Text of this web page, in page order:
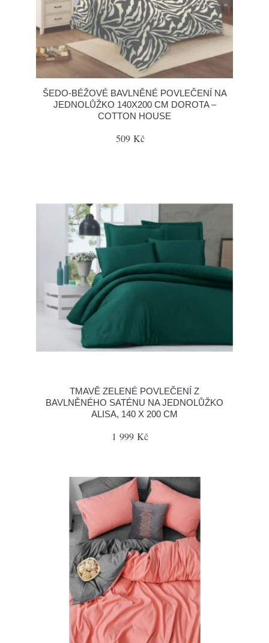
ŠEDO-BÉŽOVÉ BAVLNĚNÉ POVLEČENÍ NA
JEDNOLŮŽKO 140X200 CM DOROTA –
COTTON HOUSE
509 Kč
TMAVĚ ZELENÉ POVLEČENÍ Z
BAVLNĚNÉHO SATÉNU NA JEDNOLŮŽKO
ALISA, 140 X 200 CM
1 999 Kč